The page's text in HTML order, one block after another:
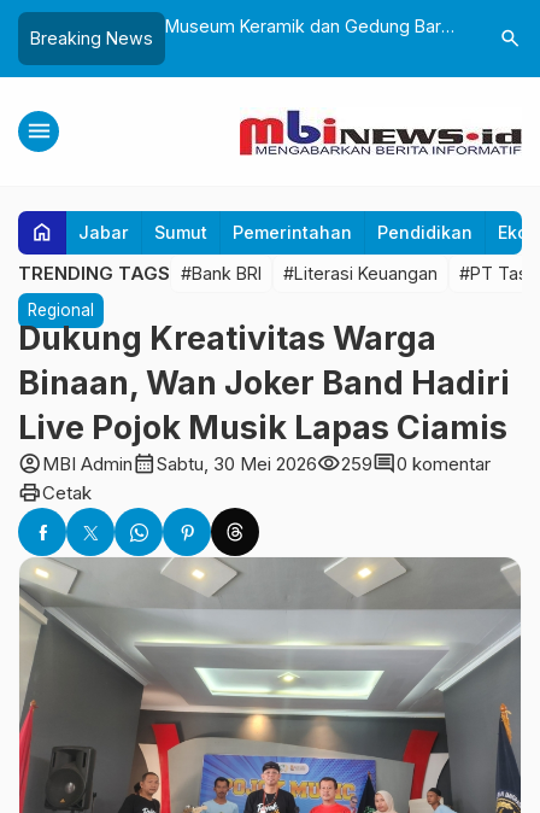
Breaking News
25 dengan Aksi
dan Alun-Alun
Museum Keramik dan Gedung Baru
Ponpes Al-Fath Perkuat Pelestarian
Budaya Nusantara
Lantik
Adaptif
search
menu
home Jabar Sumut Pemerintahan Pendidikan
TRENDING TAGS #Bank BRI #Literasi Keuangan #PT
Regional
Dukung Kreativitas Warga
Binaan, Wan Joker Band Hadiri
Live Pojok Musik Lapas Ciamis
account_circleMBI Admincalendar_monthSabtu, 30 Mei 2026visibility259comment0 komentar
printCetak